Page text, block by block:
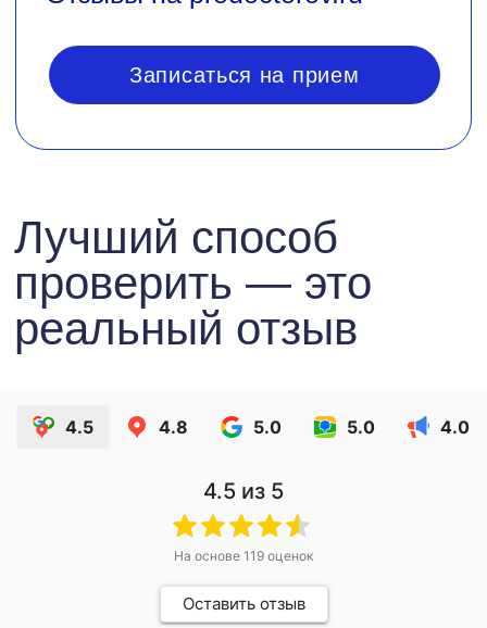
4.5 4.8 5.0 5.0 4.0
4.5 из 5
На основе 119 оценок
Оставить отзыв